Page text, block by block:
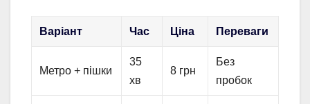
Варіант Час Ціна Переваги
Метро + пішки
35
хв
8 грн
Без
пробок